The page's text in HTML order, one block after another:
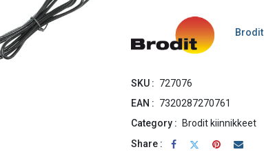
Brodit
SKU : 727076
EAN : 7320287270761
Category :
Brodit kiinnikkeet
Share :